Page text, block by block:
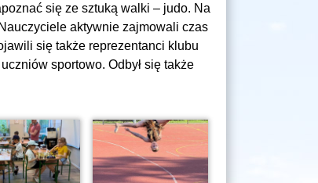
się ze sztuką walki – judo. Na
aktywnie zajmowali czas
się także reprezentanci klubu
sportowo. Odbył się także